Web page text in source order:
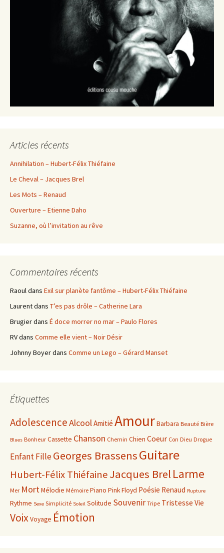
Articles récents
Annihilation – Hubert-Félix Thiéfaine
Le Cheval – Jacques Brel
Les Mots – Renaud
Ouverture – Etienne Daho
Suzanne, où l’invitation au rêve
Commentaires récents
Raouldans Exil sur planète fantôme – Hubert-Félix Thiéfaine
Laurentdans T’es pas drôle – Catherine Lara
Brugierdans É doce morrer no mar – Paulo Flores
RVdans Comme elle vient – Noir Désir
Johnny Boyerdans Comme un Lego – Gérard Manset
Étiquettes
AdolescenceAlcoolAmitié AmourBarbara Beauté Bière
Blues Bonheur Cassette Chanson Chemin Chien Coeur Con Dieu Drogue
EnfantFilleGeorges BrassensGuitare
Hubert-Félix ThiéfaineJacques Brel Larme
Mer MortMélodie Mémoire Piano Pink Floyd Poésie Renaud Rupture
Rythme Sexe Simplicité Soleil Solitude Souvenir Tripe Tristesse Vie
VoixVoyage Émotion